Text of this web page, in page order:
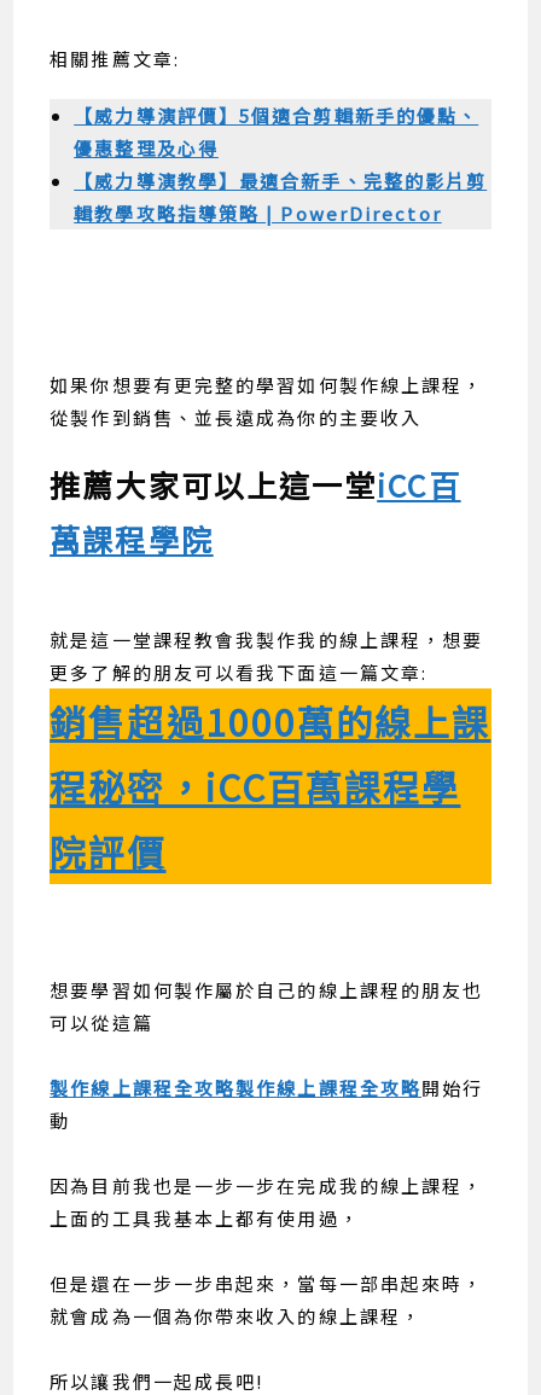
相關推薦文章:
【威力導演評價】5個適合剪輯新手的優點、
優惠整理及心得
【威力導演教學】最適合新手、完整的影片剪
輯教學攻略指導策略 | PowerDirector
如果你想要有更完整的學習如何製作線上課程，
從製作到銷售、並長遠成為你的主要收入
推薦大家可以上這一堂iCC百
萬課程學院
就是這一堂課程教會我製作我的線上課程，想要
更多了解的朋友可以看我下面這一篇文章:
銷售超過1000萬的線上課
程秘密，iCC百萬課程學
院評價
想要學習如何製作屬於自己的線上課程的朋友也
可以從這篇
製作線上課程全攻略製作線上課程全攻略開始行
動
因為目前我也是一步一步在完成我的線上課程，
上面的工具我基本上都有使用過，
但是還在一步一步串起來，當每一部串起來時，
就會成為一個為你帶來收入的線上課程，
所以讓我們一起成長吧!